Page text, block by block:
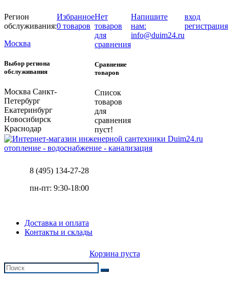
Регион
обслуживания:
Москва
Выбор региона
обслуживания
Москва Санкт-
Петербург
Екатеринбург
Новосибирск
Краснодар
Избранное
0 товаров
Нет
товаров
для
сравнения
Сравнение
товаров
Список
товаров
для
сравнения
пуст!
Напишите
нам:
info@duim24.ru
вход
регистрация
отопление - водоснабжение - канализация
8 (495) 134-27-28
пн-пт: 9:30-18:00
Доставка и оплата
Контакты и склады
Корзина пуста